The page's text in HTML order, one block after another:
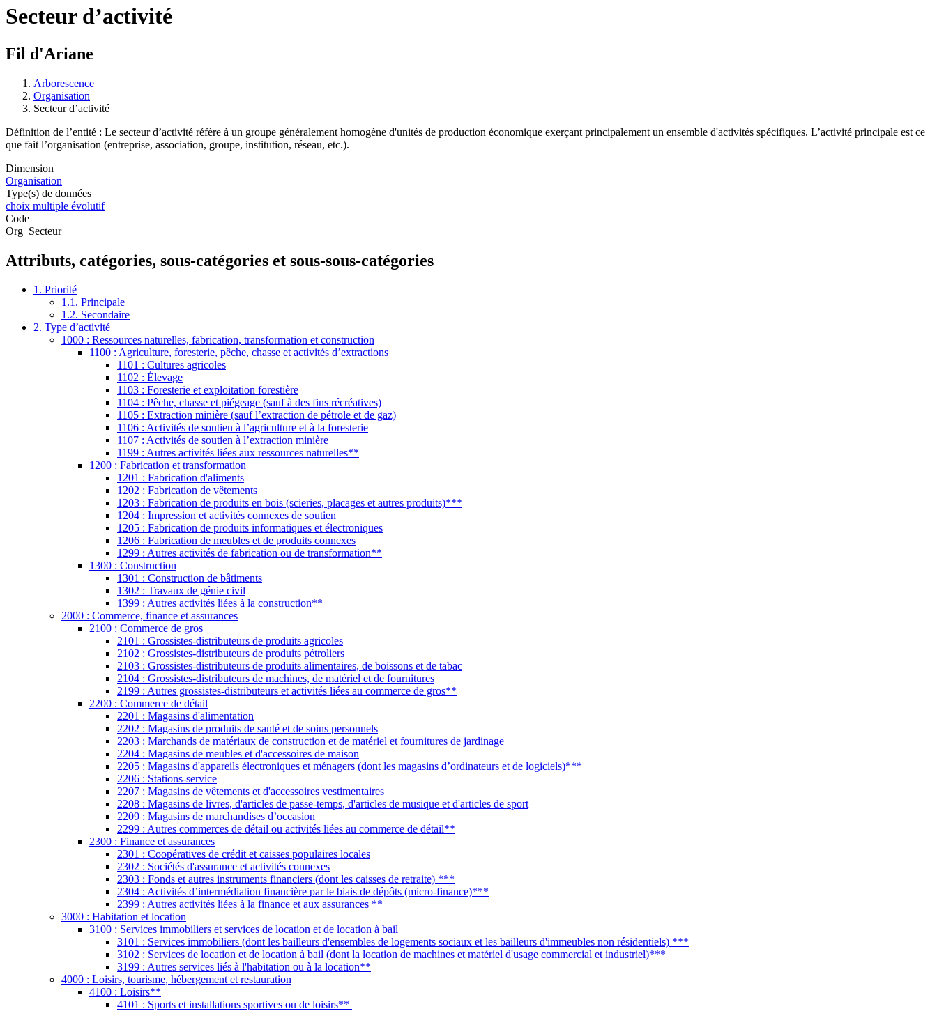
Secteur d’activité
Fil d'Ariane
Arborescence
Organisation
Secteur d’activité
Définition de l’entité : Le secteur d’activité réfère à un groupe généralement homogène d'unités de production économique exerçant principalement un ensemble d'activités spécifiques. L’activité principale est ce
que fait l’organisation (entreprise, association, groupe, institution, réseau, etc.).
Dimension
Organisation
Type(s) de données
choix multiple évolutif
Code
Org_Secteur
Attributs, catégories, sous-catégories et sous-sous-catégories
1. Priorité
1.1. Principale
1.2. Secondaire
2. Type d’activité
1000 : Ressources naturelles, fabrication, transformation et construction
1100 : Agriculture, foresterie, pêche, chasse et activités d’extractions
1101 : Cultures agricoles
1102 : Élevage
1103 : Foresterie et exploitation forestière
1104 : Pêche, chasse et piégeage (sauf à des fins récréatives)
1105 : Extraction minière (sauf l’extraction de pétrole et de gaz)
1106 : Activités de soutien à l’agriculture et à la foresterie
1107 : Activités de soutien à l’extraction minière
1199 : Autres activités liées aux ressources naturelles**
1200 : Fabrication et transformation
1201 : Fabrication d'aliments
1202 : Fabrication de vêtements
1203 : Fabrication de produits en bois (scieries, placages et autres produits)***
1204 : Impression et activités connexes de soutien
1205 : Fabrication de produits informatiques et électroniques
1206 : Fabrication de meubles et de produits connexes
1299 : Autres activités de fabrication ou de transformation**
1300 : Construction
1301 : Construction de bâtiments
1302 : Travaux de génie civil
1399 : Autres activités liées à la construction**
2000 : Commerce, finance et assurances
2100 : Commerce de gros
2101 : Grossistes-distributeurs de produits agricoles
2102 : Grossistes-distributeurs de produits pétroliers
2103 : Grossistes-distributeurs de produits alimentaires, de boissons et de tabac
2104 : Grossistes-distributeurs de machines, de matériel et de fournitures
2199 : Autres grossistes-distributeurs et activités liées au commerce de gros**
2200 : Commerce de détail
2201 : Magasins d'alimentation
2202 : Magasins de produits de santé et de soins personnels
2203 : Marchands de matériaux de construction et de matériel et fournitures de jardinage
2204 : Magasins de meubles et d'accessoires de maison
2205 : Magasins d'appareils électroniques et ménagers (dont les magasins d’ordinateurs et de logiciels)***
2206 : Stations-service
2207 : Magasins de vêtements et d'accessoires vestimentaires
2208 : Magasins de livres, d'articles de passe-temps, d'articles de musique et d'articles de sport
2209 : Magasins de marchandises d’occasion
2299 : Autres commerces de détail ou activités liées au commerce de détail**
2300 : Finance et assurances
2301 : Coopératives de crédit et caisses populaires locales
2302 : Sociétés d'assurance et activités connexes
2303 : Fonds et autres instruments financiers (dont les caisses de retraite) ***
2304 : Activités d’intermédiation financière par le biais de dépôts (micro-finance)***
2399 : Autres activités liées à la finance et aux assurances **
3000 : Habitation et location
3100 : Services immobiliers et services de location et de location à bail
3101 : Services immobiliers (dont les bailleurs d'ensembles de logements sociaux et les bailleurs d'immeubles non résidentiels) ***
3102 : Services de location et de location à bail (dont la location de machines et matériel d'usage commercial et industriel)***
3199 : Autres services liés à l'habitation ou à la location**
4000 : Loisirs, tourisme, hébergement et restauration
4100 : Loisirs**
4101 : Sports et installations sportives ou de loisirs**